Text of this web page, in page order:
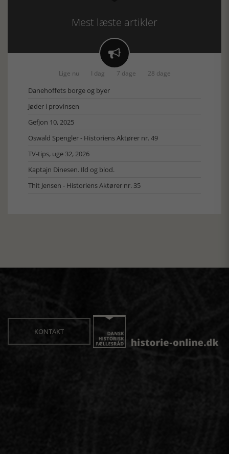
Mest læste artikler

Lige nu I dag 7 dage 28 dage
Danehoffets borge og byer
Jøder i provinsen
Gefjon 10, 2025
Oswald Spengler - Historiens Aktører nr. 49
TV-tips, uge 32, 2026
Kaptajn Dinesen. Ild og blod.
Thit Jensen - Historiens Aktører nr. 35
KONTAKT